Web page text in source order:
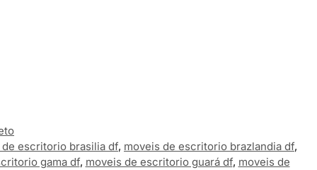
de escritorio brasilia df, moveis de escritorio brazlandia df,
gama df, moveis de escritorio guará df, moveis de